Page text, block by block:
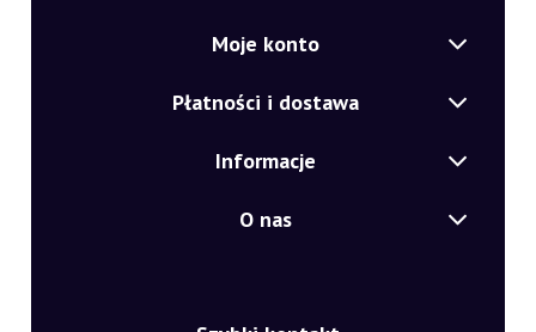
Moje konto
Płatności i dostawa
Informacje
O nas